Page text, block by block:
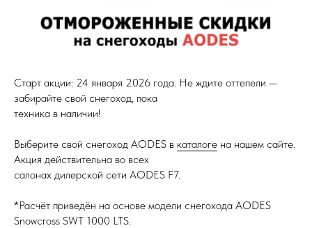
Старт акции: 24 января 2026 года. Не ждите оттепели —
забирайте свой снегоход, пока
техника в наличии!
Выберите свой снегоход AODES в каталоге на нашем сайте.
Акция действительна во всех
салонах дилерской сети AODES F7.
*Расчёт приведён на основе модели снегохода AODES
Snowcross SWT 1000 LTS.